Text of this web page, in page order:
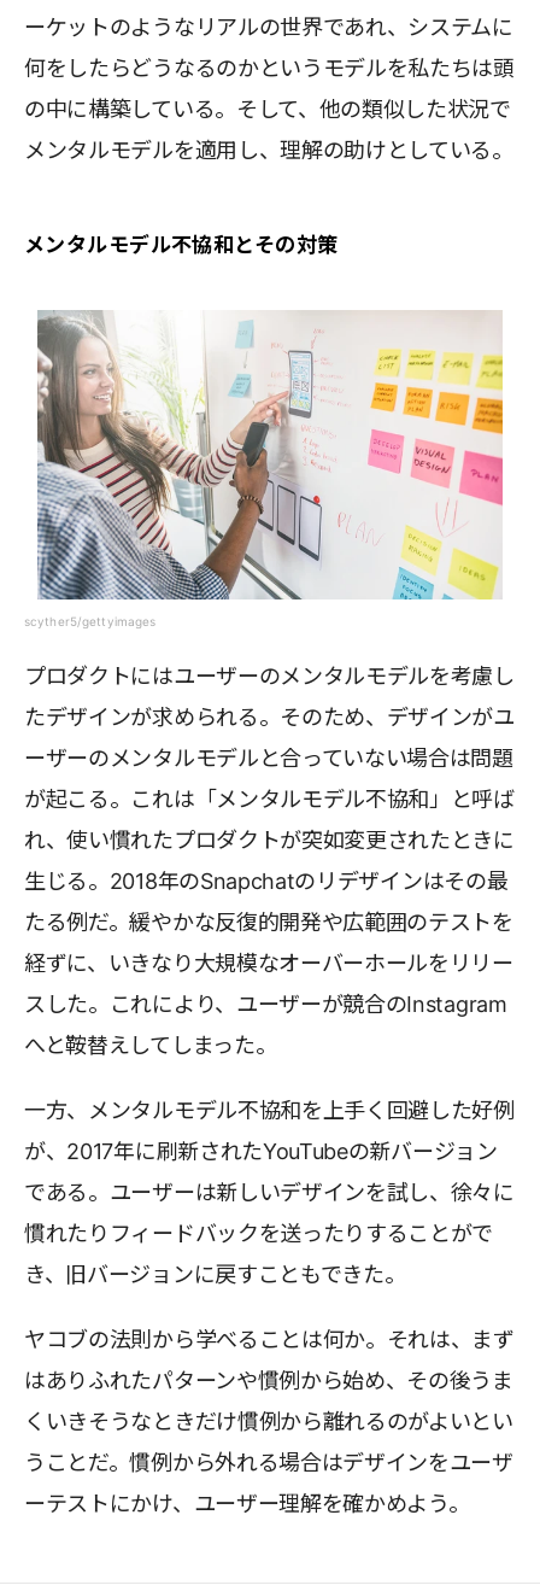
ーケットのようなリアルの世界であれ、システムに
何をしたらどうなるのかというモデルを私たちは頭
の中に構築している。そして、他の類似した状況で
メンタルモデルを適用し、理解の助けとしている。
メンタルモデル不協和とその対策
scyther5/gettyimages
プロダクトにはユーザーのメンタルモデルを考慮し
たデザインが求められる。そのため、デザインがユ
ーザーのメンタルモデルと合っていない場合は問題
が起こる。これは「メンタルモデル不協和」と呼ば
れ、使い慣れたプロダクトが突如変更されたときに
生じる。2018年のSnapchatのリデザインはその最
たる例だ。緩やかな反復的開発や広範囲のテストを
経ずに、いきなり大規模なオーバーホールをリリー
スした。これにより、ユーザーが競合のInstagram
へと鞍替えしてしまった。
一方、メンタルモデル不協和を上手く回避した好例
が、2017年に刷新されたYouTubeの新バージョン
である。ユーザーは新しいデザインを試し、徐々に
慣れたりフィードバックを送ったりすることがで
き、旧バージョンに戻すこともできた。
ヤコブの法則から学べることは何か。それは、まず
はありふれたパターンや慣例から始め、その後うま
くいきそうなときだけ慣例から離れるのがよいとい
うことだ。慣例から外れる場合はデザインをユーザ
ーテストにかけ、ユーザー理解を確かめよう。